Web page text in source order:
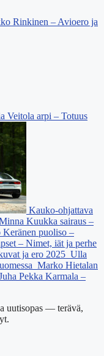
Rinkinen – Avioero ja
Veitola arpi – Totuus
Kauko-ohjattava
Kuukka sairaus –
Keränen puoliso –
– Nimet, iät ja perhe
ja ero 2025 Ulla
Marko Hietalan
Pekka Karmala –
uutisopas — terävä,